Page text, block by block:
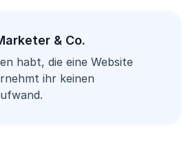
& Co.
habt, die eine Website
ihr keinen